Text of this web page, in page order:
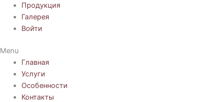
Продукция
Галерея
Войти
Menu
Главная
Услуги
Особенности
Контакты